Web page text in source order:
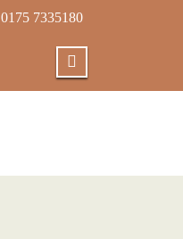
0175 7335180